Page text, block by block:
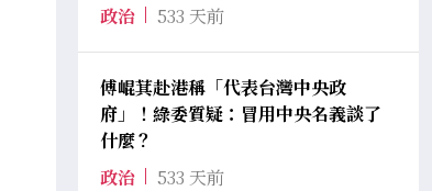
政治
533 天前
傅崐萁赴港稱「代表台灣中央政
府」！綠委質疑：冒用中央名義談了
什麼？
政治
533 天前